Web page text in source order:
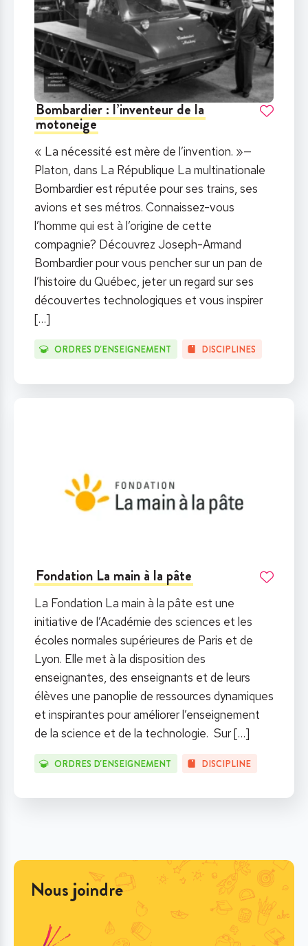
Bombardier : l’inventeur de la
motoneige
« La nécessité est mère de l’invention. »—
Platon, dans La République La multinationale
Bombardier est réputée pour ses trains, ses
avions et ses métros. Connaissez-vous
l’homme qui est à l’origine de cette
compagnie? Découvrez Joseph-Armand
Bombardier pour vous pencher sur un pan de
l’histoire du Québec, jeter un regard sur ses
découvertes technologiques et vous inspirer
[…]
ORDRES D'ENSEIGNEMENT DISCIPLINES
Fondation La main à la pâte
La Fondation La main à la pâte est une
initiative de l’Académie des sciences et les
écoles normales supérieures de Paris et de
Lyon. Elle met à la disposition des
enseignantes, des enseignants et de leurs
élèves une panoplie de ressources dynamiques
et inspirantes pour améliorer l’enseignement
de la science et de la technologie. Sur[…]
ORDRES D'ENSEIGNEMENT DISCIPLINE
Nous joindre